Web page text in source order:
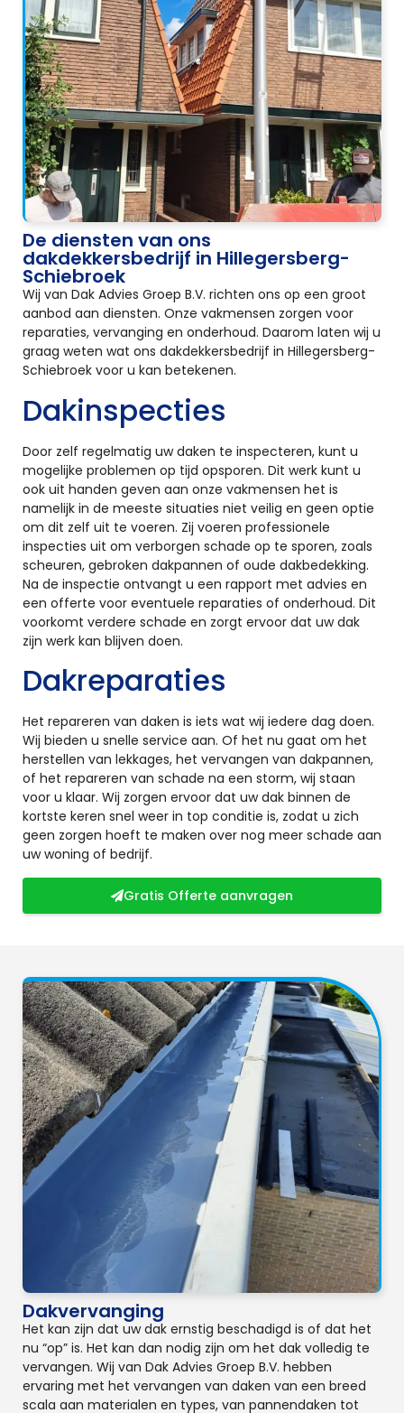
De diensten van ons
dakdekkersbedrijf in Hillegersberg-
Schiebroek
Wij van Dak Advies Groep B.V. richten ons op een groot
aanbod aan diensten. Onze vakmensen zorgen voor
reparaties, vervanging en onderhoud. Daarom laten wij u
graag weten wat ons dakdekkersbedrijf in Hillegersberg-
Schiebroek voor u kan betekenen.
Dakinspecties
Door zelf regelmatig uw daken te inspecteren, kunt u
mogelijke problemen op tijd opsporen. Dit werk kunt u
ook uit handen geven aan onze vakmensen het is
namelijk in de meeste situaties niet veilig en geen optie
om dit zelf uit te voeren. Zij voeren professionele
inspecties uit om verborgen schade op te sporen, zoals
scheuren, gebroken dakpannen of oude dakbedekking.
Na de inspectie ontvangt u een rapport met advies en
een offerte voor eventuele reparaties of onderhoud. Dit
voorkomt verdere schade en zorgt ervoor dat uw dak
zijn werk kan blijven doen.
Dakreparaties
Het repareren van daken is iets wat wij iedere dag doen.
Wij bieden u snelle service aan. Of het nu gaat om het
herstellen van lekkages, het vervangen van dakpannen,
of het repareren van schade na een storm, wij staan
voor u klaar. Wij zorgen ervoor dat uw dak binnen de
kortste keren snel weer in top conditie is, zodat u zich
geen zorgen hoeft te maken over nog meer schade aan
uw woning of bedrijf.
Gratis Offerte aanvragen
Dakvervanging
Het kan zijn dat uw dak ernstig beschadigd is of dat het
nu “op” is. Het kan dan nodig zijn om het dak volledig te
vervangen. Wij van Dak Advies Groep B.V. hebben
ervaring met het vervangen van daken van een breed
scala aan materialen en types, van pannendaken tot